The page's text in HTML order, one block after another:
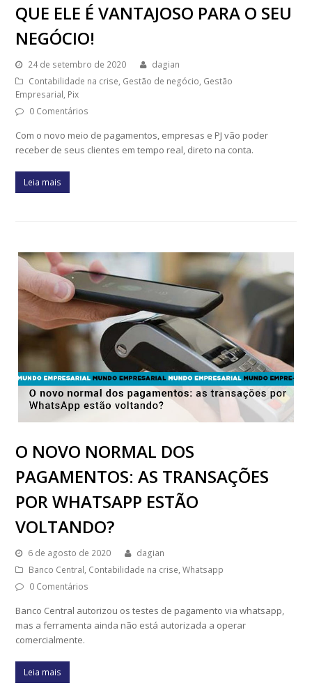
QUE ELE É VANTAJOSO PARA O SEU
NEGÓCIO!
24 de setembro de 2020
dagian
Contabilidade na crise, Gestão de negócio, Gestão
Empresarial, Pix
0 Comentários
Com o novo meio de pagamentos, empresas e PJ vão poder
receber de seus clientes em tempo real, direto na conta.
Leia mais
O NOVO NORMAL DOS
PAGAMENTOS: AS TRANSAÇÕES
POR WHATSAPP ESTÃO
VOLTANDO?
6 de agosto de 2020
dagian
Banco Central, Contabilidade na crise,Whatsapp
0 Comentários
Banco Central autorizou os testes de pagamento via whatsapp,
mas a ferramenta ainda não está autorizada a operar
comercialmente.
Leia mais